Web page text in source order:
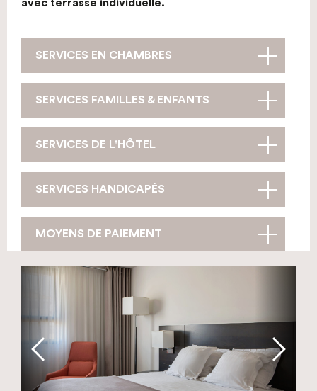
avec terrasse individuelle.
SERVICES EN CHAMBRES
SERVICES FAMILLES & ENFANTS
SERVICES DE L'HÔTEL
SERVICES HANDICAPÉS
MOYENS DE PAIEMENT